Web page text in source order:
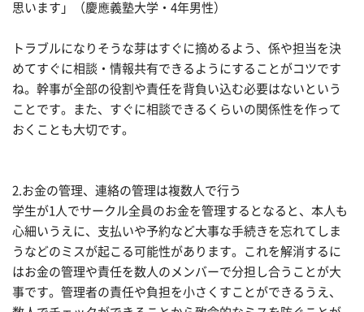
思います」（慶應義塾大学・4年男性）
トラブルになりそうな芽はすぐに摘めるよう、係や担当を決
めてすぐに相談・情報共有できるようにすることがコツです
ね。幹事が全部の役割や責任を背負い込む必要はないという
ことです。また、すぐに相談できるくらいの関係性を作って
おくことも大切です。
2.お金の管理、連絡の管理は複数人で行う
学生が1人でサークル全員のお金を管理するとなると、本人も
心細いうえに、支払いや予約など大事な手続きを忘れてしま
うなどのミスが起こる可能性があります。これを解消するに
はお金の管理や責任を数人のメンバーで分担し合うことが大
事です。管理者の責任や負担を小さくすことができるうえ、